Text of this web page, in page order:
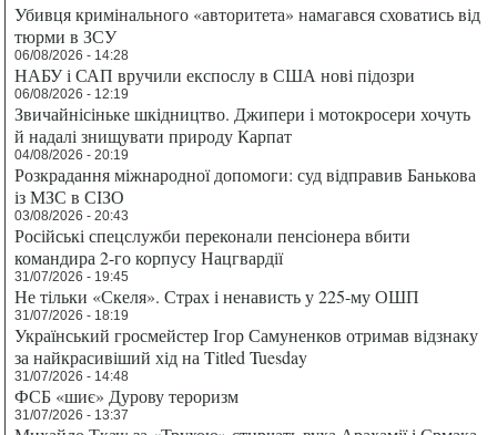
Убивця кримінального «авторитета» намагався сховатись від
тюрми в ЗСУ
06/08/2026 - 14:28
НАБУ і САП вручили експослу в США нові підозри
06/08/2026 - 12:19
Звичайнісіньке шкідництво. Джипери і мотокросери хочуть
й надалі знищувати природу Карпат
04/08/2026 - 20:19
Розкрадання міжнародної допомоги: суд відправив Банькова
із МЗС в СІЗО
03/08/2026 - 20:43
Російські спецслужби переконали пенсіонера вбити
командира 2-го корпусу Нацгвардії
31/07/2026 - 19:45
Не тільки «Скеля». Страх і ненависть у 225-му ОШП
31/07/2026 - 18:19
Український гросмейстер Ігор Самуненков отримав відзнаку
за найкрасивіший хід на Titled Tuesday
31/07/2026 - 14:48
ФСБ «шиє» Дурову тероризм
31/07/2026 - 13:37